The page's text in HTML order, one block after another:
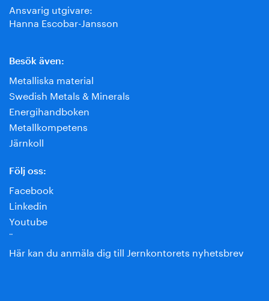
Ansvarig utgivare:
Hanna Escobar-Jansson
Besök även:
Metalliska material
Swedish Metals & Minerals
Energihandboken
Metallkompetens
Järnkoll
Följ oss:
Facebook
Linkedin
Youtube
¨
Här kan du anmäla dig till Jernkontorets nyhetsbrev